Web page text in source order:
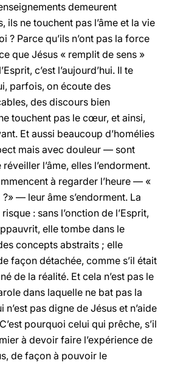
demeurent
ils ne touchent pas l’âme et la vie
? Parce qu’ils n’ont pas la force
que Jésus « remplit de sens »
c’est l’aujourd’hui. Il te
parfois, on écoute des
des discours bien
touchent pas le cœur, et ainsi,
Et aussi beaucoup d’homélies
mais avec douleur — sont
l’âme, elles l’endorment.
à regarder l’heure — «
— leur âme s’endorment. La
: sans l’onction de l’Esprit,
elle tombe dans le
concepts abstraits ; elle
façon détachée, comme s’il était
de la réalité. Et cela n’est pas le
dans laquelle ne bat pas la
n’est pas digne de Jésus et n’aide
pourquoi celui qui prêche, s’il
à devoir faire l’expérience de
de façon à pouvoir le